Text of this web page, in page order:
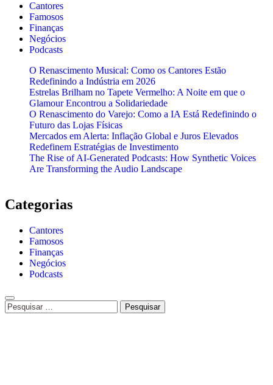
Cantores
Famosos
Finanças
Negócios
Podcasts
O Renascimento Musical: Como os Cantores Estão
Redefinindo a Indústria em 2026
Estrelas Brilham no Tapete Vermelho: A Noite em que o
Glamour Encontrou a Solidariedade
O Renascimento do Varejo: Como a IA Está Redefinindo o
Futuro das Lojas Físicas
Mercados em Alerta: Inflação Global e Juros Elevados
Redefinem Estratégias de Investimento
The Rise of AI-Generated Podcasts: How Synthetic Voices
Are Transforming the Audio Landscape
Categorias
Cantores
Famosos
Finanças
Negócios
Podcasts
Pesquisar
por: